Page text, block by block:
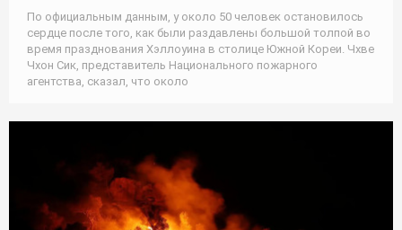
По официальным данным, у около 50 человек остановилось
сердце после того, как были раздавлены большой толпой во
время празднования Хэллоуина в столице Южной Кореи. Чхве
Чхон Сик, представитель Национального пожарного
агентства, сказал, что около